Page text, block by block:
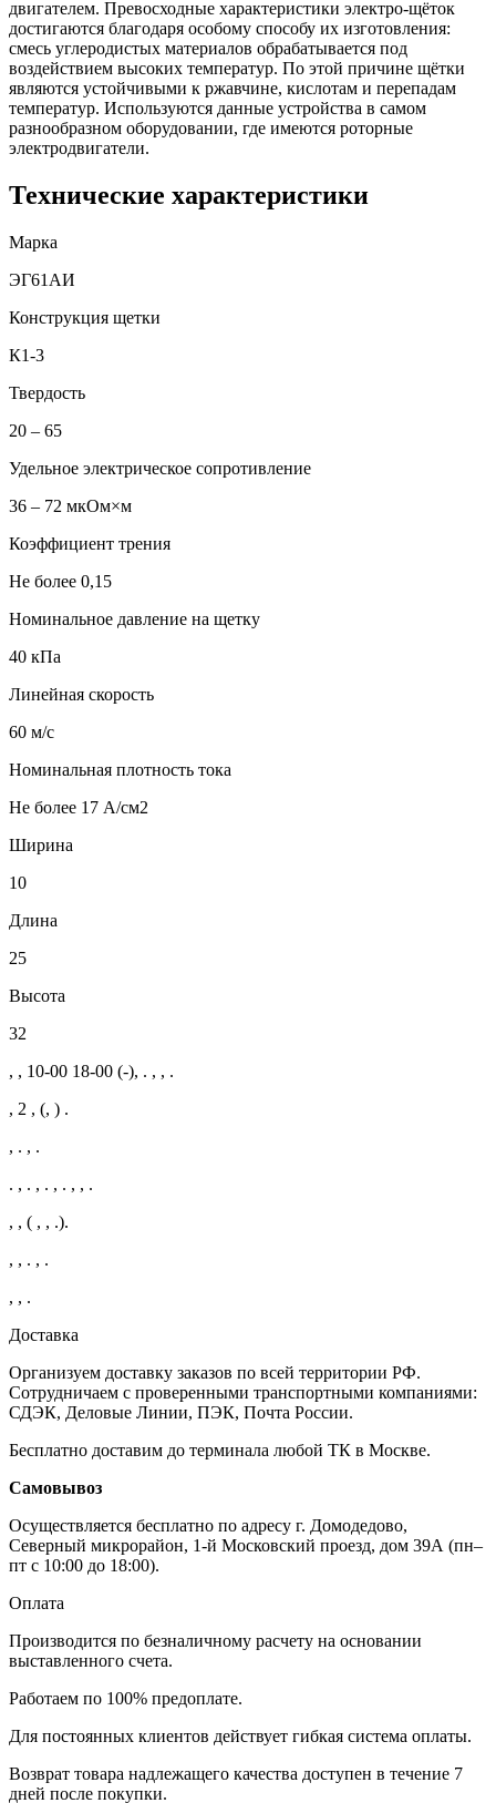
двигателем. Превосходные характеристики электро-щёток
достигаются благодаря особому способу их изготовления:
смесь углеродистых материалов обрабатывается под
воздействием высоких температур. По этой причине щётки
являются устойчивыми к ржавчине, кислотам и перепадам
температур. Используются данные устройства в самом
разнообразном оборудовании, где имеются роторные
электродвигатели.
Технические характеристики
Марка
ЭГ61АИ
Конструкция щетки
К1-3
Твердость
20 – 65
Удельное электрическое сопротивление
36 – 72 мкОм×м
Коэффициент трения
Не более 0,15
Номинальное давление на щетку
40 кПа
Линейная скорость
60 м/с
Номинальная плотность тока
Не более 17 А/см2
Ширина
10
Длина
25
Высота
32
, , 10-00 18-00 (-), . , , .
, 2 , (, ) .
, . , .
. , . , . , . , , .
, , ( , , .).
, , . , .
, , .
Доставка
Организуем доставку заказов по всей территории РФ.
Сотрудничаем с проверенными транспортными компаниями:
СДЭК, Деловые Линии, ПЭК, Почта России.
Бесплатно доставим до терминала любой ТК в Москве.
Самовывоз
Осуществляется бесплатно по адресу г. Домодедово,
Северный микрорайон, 1-й Московский проезд, дом 39А (пн–
пт с 10:00 до 18:00).
Оплата
Производится по безналичному расчету на основании
выставленного счета.
Работаем по 100% предоплате.
Для постоянных клиентов действует гибкая система оплаты.
Возврат товара надлежащего качества доступен в течение 7
дней после покупки.